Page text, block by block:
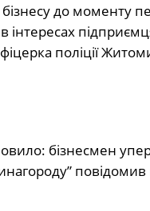
до моменту
інтересах
поліції
бізнесмен